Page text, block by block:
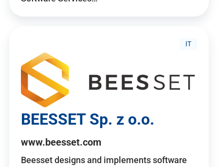
IT
BEESSET Sp. z o.o.
www.beesset.com
Beesset designs and implements software